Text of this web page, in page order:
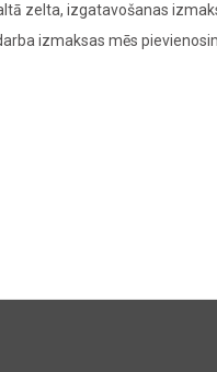
zelta, izgatavošanas
izmaksas mēs